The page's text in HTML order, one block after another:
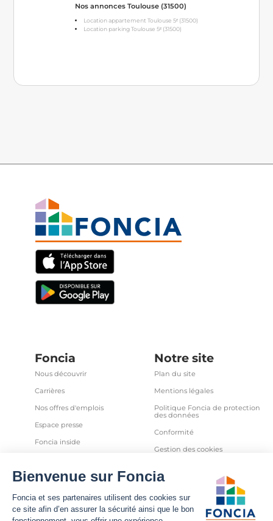
Nos annonces Toulouse (31500)
Location appartement Toulouse 5ᵉ (31500)
Location parking Toulouse 5ᵉ (31500)
Foncia
Nous découvrir
Carrières
Nos offres d'emplois
Espace presse
Foncia inside
Partenaires
Notre site
Plan du site
Mentions légales
Politique Foncia de protection
des données
Conformité
Gestion des cookies
et autres traceurs
Sécurité informatique
Déclaration d'accessibilité